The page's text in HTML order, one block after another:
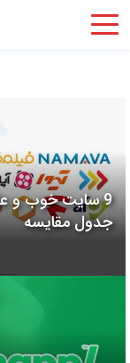
اشتراک
از
روش‌های
زیر
می‌توانید
صفحه
دوستان
9 سایت خوب و
جدول مقایسه